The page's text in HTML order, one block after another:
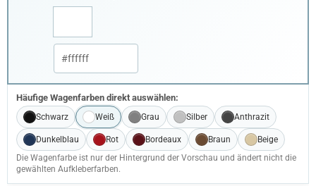
Häufige Wagenfarben direkt auswählen:
Schwarz Weiß Grau Silber Anthrazit
Dunkelblau Rot Bordeaux Braun
Beige
Die Wagenfarbe ist nur der Hintergrund der Vorschau und ändert nicht die
gewählten Aufkleberfarben.